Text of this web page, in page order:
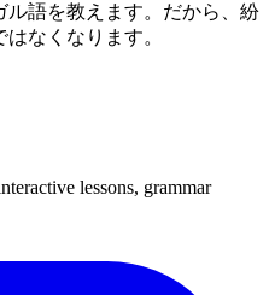
語を教えます。だから、紛
なくなります。
lessons, grammar